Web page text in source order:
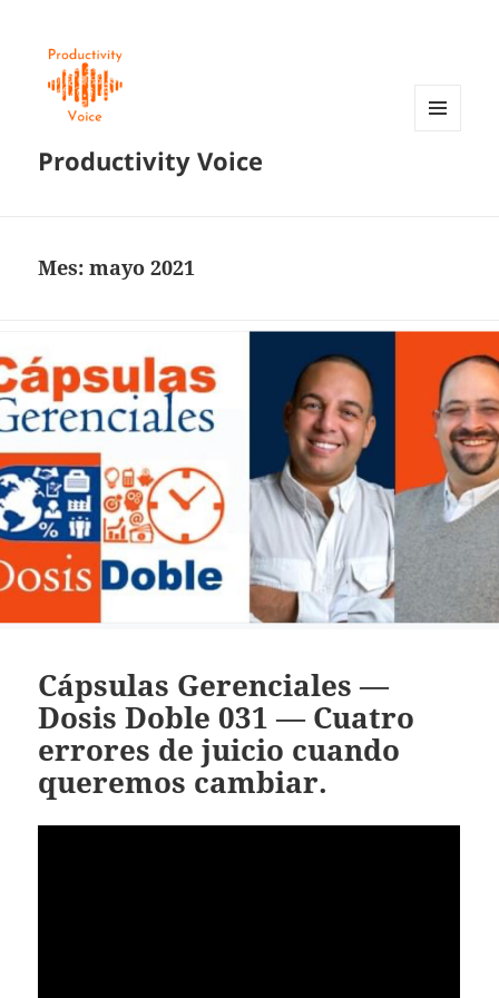
Productivity Voice
Mes:mayo 2021
Cápsulas Gerenciales —
Dosis Doble 031 — Cuatro
errores de juicio cuando
queremos cambiar.